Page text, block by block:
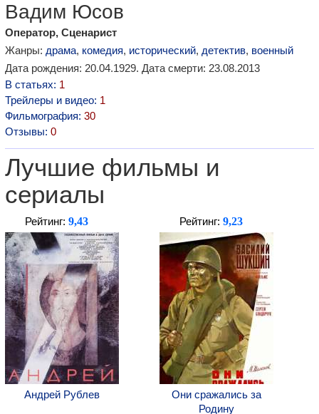
Вадим Юсов
Оператор, Сценарист
Жанры: драма, комедия, исторический, детектив, военный
Дата рождения: 20.04.1929. Дата смерти: 23.08.2013
В статьях: 1
Трейлеры и видео: 1
Фильмография: 30
Отзывы: 0
Лучшие фильмы и
сериалы
Рейтинг: 9,43
Андрей Рублев
Рейтинг: 9,23
Они сражались за
Родину